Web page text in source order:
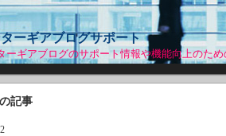
ーギアブログサポート
ーギアブログのサポート情報や機能向上のた
記事